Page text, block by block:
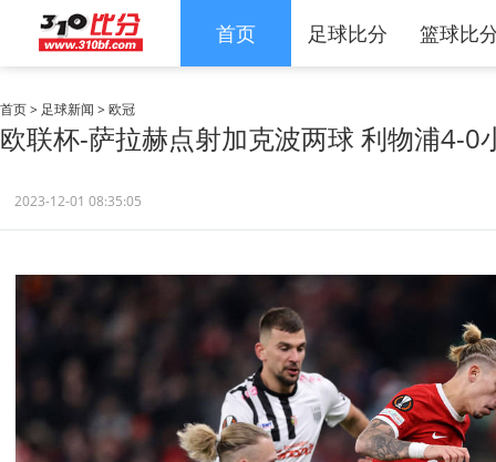
首页 足球比分 篮球比
首页> 足球新闻 >欧冠
欧联杯-萨拉赫点射加克波两球 利物浦4-0
2023-12-01 08:35:05